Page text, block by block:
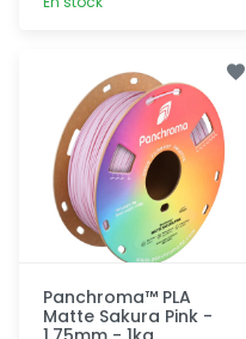
rapide
Panchroma™ PLA
Matte Sakura Pink -